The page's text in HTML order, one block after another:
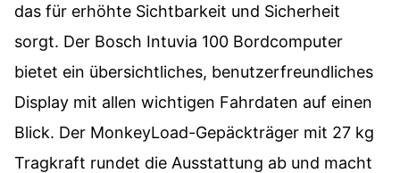
das für erhöhte Sichtbarkeit und Sicherheit
sorgt. Der Bosch Intuvia 100 Bordcomputer
bietet ein übersichtliches, benutzerfreundliches
Display mit allen wichtigen Fahrdaten auf einen
Blick. Der MonkeyLoad-Gepäckträger mit 27 kg
Tragkraft rundet die Ausstattung ab und macht